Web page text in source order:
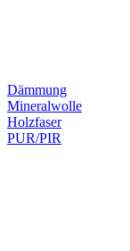
Dämmung
Mineralwolle
Holzfaser
PUR/PIR